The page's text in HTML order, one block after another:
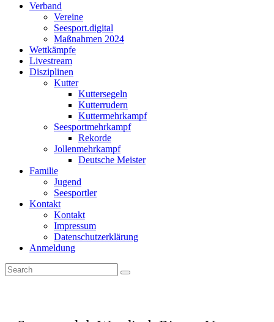
Verband
Vereine
Seesport.digital
Maßnahmen 2024
Wettkämpfe
Livestream
Disziplinen
Kutter
Kuttersegeln
Kutterrudern
Kuttermehrkampf
Seesportmehrkampf
Rekorde
Jollenmehrkampf
Deutsche Meister
Familie
Jugend
Seesportler
Kontakt
Kontakt
Impressum
Datenschutzerklärung
Anmeldung